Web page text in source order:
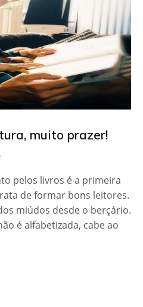
muito prazer!
pelos livros é a primeira
de formar bons leitores.
miúdos desde o berçário.
é alfabetizada, cabe ao